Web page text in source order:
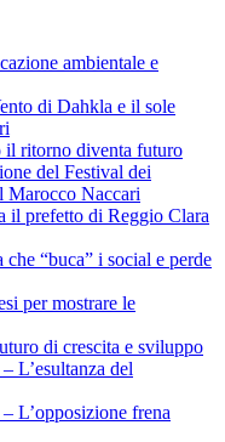
ambientale e
di Dahkla e il sole
il ritorno diventa futuro
del Festival dei
Marocco Naccari
il prefetto di Reggio Clara
“buca” i social e perde
per mostrare le
di crescita e sviluppo
L’esultanza del
L’opposizione frena